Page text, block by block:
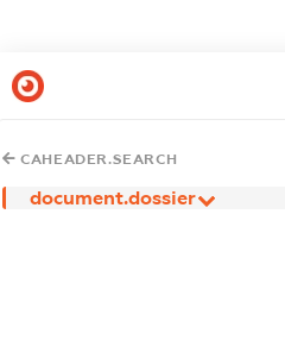
CAHEADER.SEARCH
document.dossier